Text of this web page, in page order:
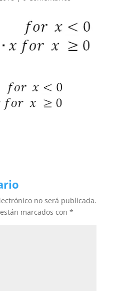
no será publicada.
marcados con *